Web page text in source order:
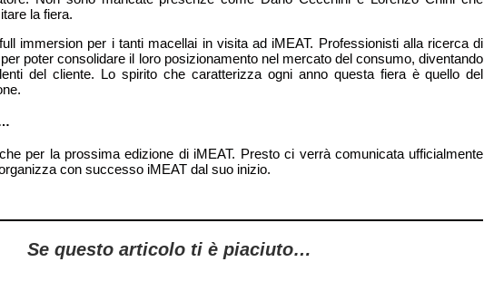
la fiera.
immersion per i tanti macellai in visita ad iMEAT. Professionisti alla ricerca di
poter consolidare il loro posizionamento nel mercato del consumo, diventando
del cliente. Lo spirito che caratterizza ogni anno questa fiera è quello del
per la prossima edizione di iMEAT. Presto ci verrà comunicata ufficialmente
con successo iMEAT dal suo inizio.
Se questo articolo ti è piaciuto…